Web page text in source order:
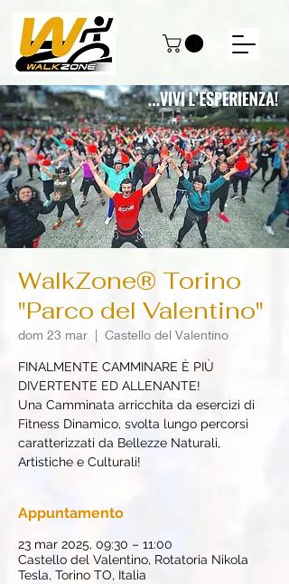
WalkZone® Torino
"Parco del Valentino"
dom 23 mar
  |
Castello del Valentino
FINALMENTE CAMMINARE È PIÙ
DIVERTENTE ED ALLENANTE!
Una Camminata arricchita da esercizi di
Fitness Dinamico, svolta lungo percorsi
caratterizzati da Bellezze Naturali,
Artistiche e Culturali!
Appuntamento
23 mar 2025, 09:30 – 11:00
Castello del Valentino, Rotatoria Nikola
Tesla, Torino TO, Italia